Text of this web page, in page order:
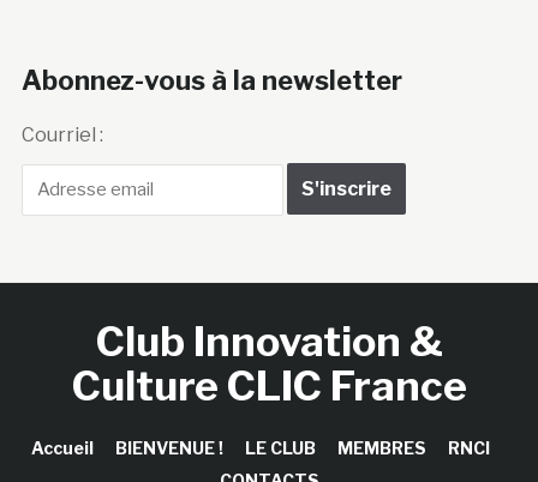
Abonnez-vous à la newsletter
Courriel :
Club Innovation &
Culture CLIC France
Accueil BIENVENUE ! LE CLUB MEMBRES
RNCI